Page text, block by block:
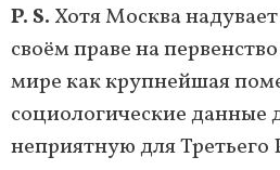
P. S.Хотя Москва
своём праве на
мире как крупнейшая
социологические данные
неприятную для